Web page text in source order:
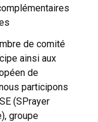
de comité
ainsi aux
de
participons
(SPrayer
groupe